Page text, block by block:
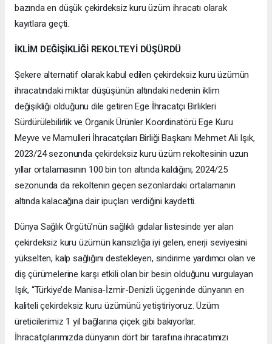
bazında en düşük çekirdeksiz kuru üzüm ihracatı olarak
kayıtlara geçti.
İKLİM DEĞİŞİKLİĞİ REKOLTEYİ DÜŞÜRDÜ
Şekere alternatif olarak kabul edilen çekirdeksiz kuru üzümün
ihracatındaki miktar düşüşünün altındaki nedenin iklim
değişikliği olduğunu dile getiren Ege İhracatçı Birlikleri
Sürdürülebilirlik ve Organik Ürünler Koordinatörü Ege Kuru
Meyve ve Mamulleri İhracatçıları Birliği Başkanı Mehmet Ali Işık,
2023/24 sezonunda çekirdeksiz kuru üzüm rekoltesinin uzun
yıllar ortalamasının 100 bin ton altında kaldığını, 2024/25
sezonunda da rekoltenin geçen sezonlardaki ortalamanın
altında kalacağına dair ipuçları verdiğini kaydetti.
Dünya Sağlık Örgütü’nün sağlıklı gıdalar listesinde yer alan
çekirdeksiz kuru üzümün kansızlığa iyi gelen, enerji seviyesini
yükselten, kalp sağlığını destekleyen, sindirime yardımcı olan ve
diş çürümelerine karşı etkili olan bir besin olduğunu vurgulayan
Işık, “Türkiye’de Manisa-İzmir-Denizli üçgeninde dünyanın en
kaliteli çekirdeksiz kuru üzümünü yetiştiriyoruz. Üzüm
üreticilerimiz 1 yıl bağlarına çiçek gibi bakıyorlar.
İhracatçılarımızda dünyanın dört bir tarafına ihracatımızı